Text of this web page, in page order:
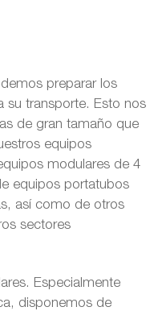
preparar los
su transporte. Esto nos
de gran tamaño que
equipos
modulares de 4
equipos portatubos
así como de otros
sectores
Especialmente
disponemos de